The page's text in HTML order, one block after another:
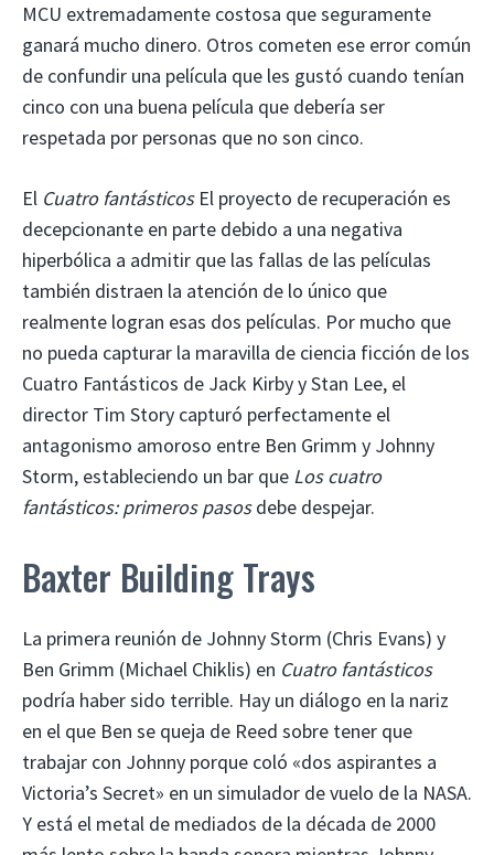
MCU extremadamente costosa que seguramente
ganará mucho dinero. Otros cometen ese error común
de confundir una película que les gustó cuando tenían
cinco con una buena película que debería ser
respetada por personas que no son cinco.
El Cuatro fantásticosEl proyecto de recuperación es
decepcionante en parte debido a una negativa
hiperbólica a admitir que las fallas de las películas
también distraen la atención de lo único que
realmente logran esas dos películas. Por mucho que
no pueda capturar la maravilla de ciencia ficción de los
Cuatro Fantásticos de Jack Kirby y Stan Lee, el
director Tim Story capturó perfectamente el
antagonismo amoroso entre Ben Grimm y Johnny
Storm, estableciendo un bar que Los cuatro
fantásticos: primeros pasosdebe despejar.
Baxter Building Trays
La primera reunión de Johnny Storm (Chris Evans) y
Ben Grimm (Michael Chiklis) en Cuatro fantásticos
podría haber sido terrible. Hay un diálogo en la nariz
en el que Ben se queja de Reed sobre tener que
trabajar con Johnny porque coló «dos aspirantes a
Victoria’s Secret» en un simulador de vuelo de la NASA.
Y está el metal de mediados de la década de 2000